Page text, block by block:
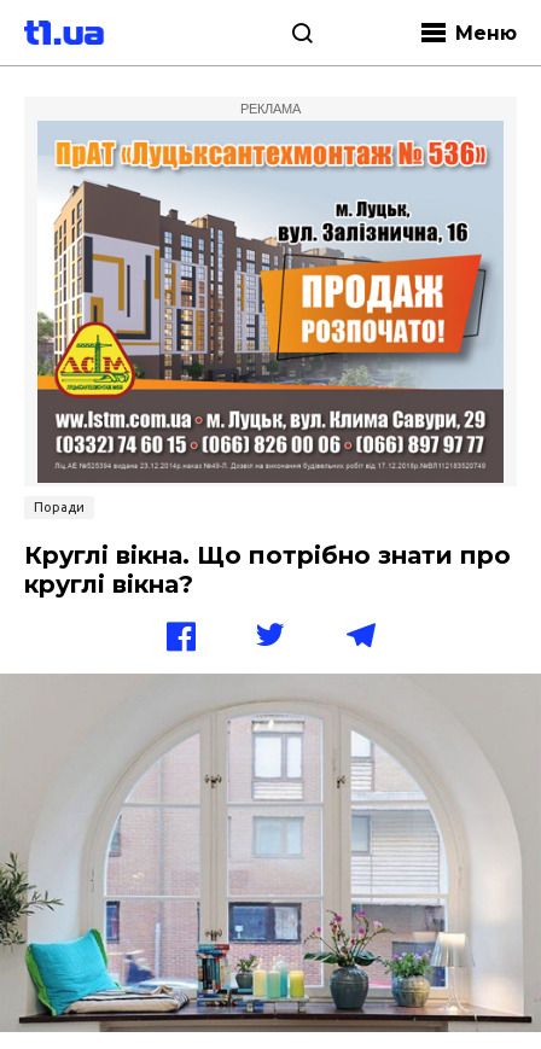
Меню
РЕКЛАМА
Поради
Круглі вікна. Що потрібно знати про
круглі вікна?